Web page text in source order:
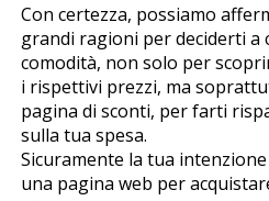
Con certezza, possiamo
grandi ragioni per deciderti a
comodità, non solo per
i rispettivi prezzi, ma
pagina di sconti, per farti
sulla tua spesa.
Sicuramente la tua
una pagina web per